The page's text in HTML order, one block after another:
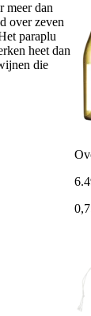
meer dan
over zeven
paraplu
heet dan
die
6.